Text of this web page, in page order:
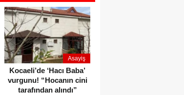
Asayiş
Kocaeli’de ‘Hacı Baba’
vurgunu! “Hocanın cini
tarafından alındı”